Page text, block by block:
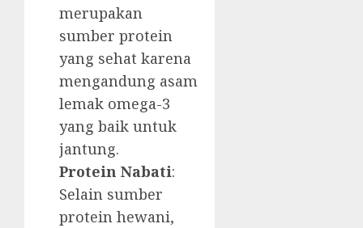
merupakan
sumber protein
yang sehat karena
mengandung asam
lemak omega-3
yang baik untuk
jantung.
Protein Nabati:
Selain sumber
protein hewani,